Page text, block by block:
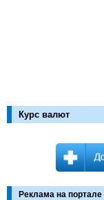
Курс валют
Реклама на портале